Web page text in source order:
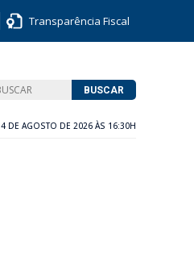
Transparência Fiscal
BUSCAR
4 DE AGOSTO DE 2026 ÀS 16:30H